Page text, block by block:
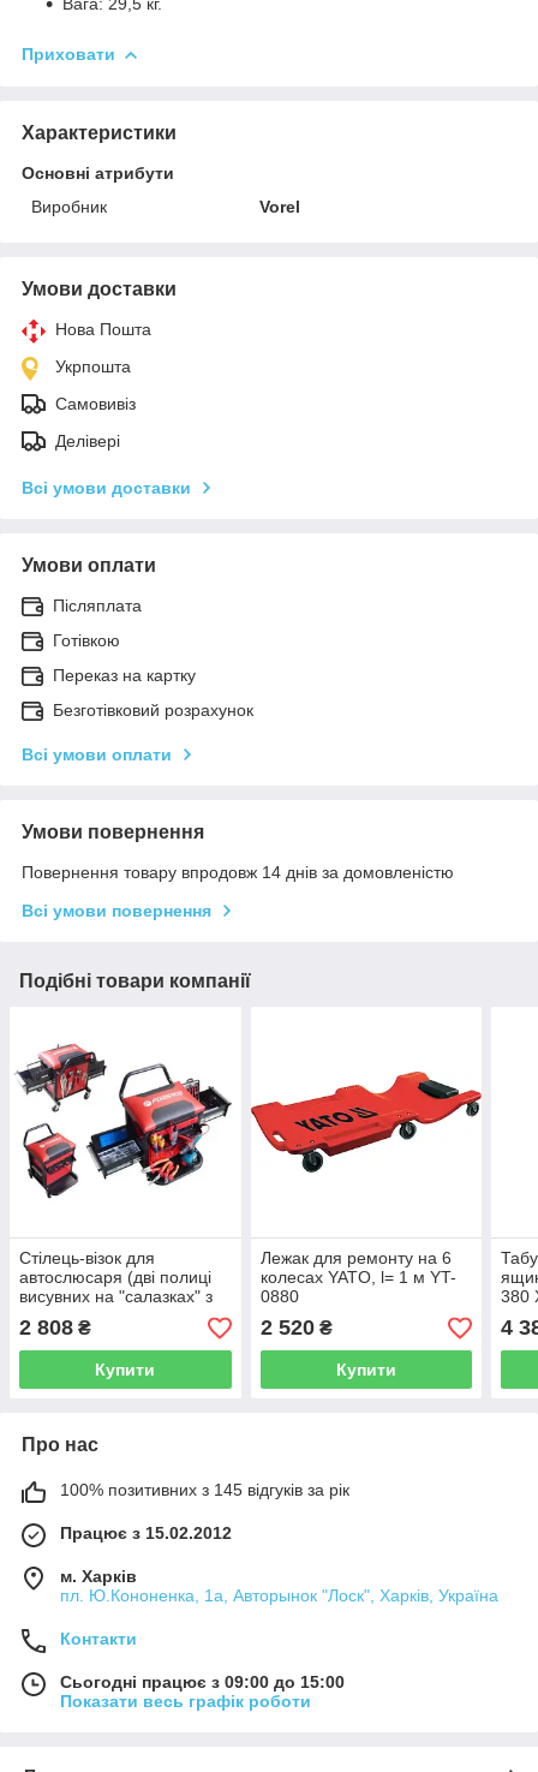
Приховати
Характеристики
Основні атрибути
Виробник
Vorel
Умови доставки
Нова Пошта
Укрпошта
Самовивіз
Делівері
Всі умови доставки
Умови оплати
Післяплата
Готівкою
Переказ на картку
Безготівковий розрахунок
Всі умови оплати
Умови повернення
Повернення товару впродовж 14 днів за домовленістю
Всі умови повернення
Подібні товари компанії
Стілець-візок для
автослюсаря (дві полиці
висувних на "салазках" з
підшипниками - Forsage
F-01Z0467 (код 102)
2 808 ₴
Купити
Лежак для ремонту на 6
колесах YATO, l= 1 м YT-
0880
2 520₴
Купити
380
YT-
4
Про нас
100% позитивних з 145 відгуків за рік
Працює з 15.02.2012
м. Харків
пл. Ю.Кононенка, 1а, Авторынок "Лоск", Харків, Україна
Контакти
Сьогодні працює з 09:00 до 15:00
Показати весь графік роботи